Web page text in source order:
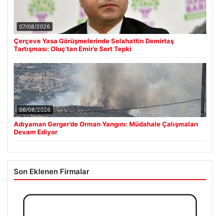
07/08/2026
Çerçeve Yasa Görüşmelerinde Selahattin Demirtaş
Tartışması: Oluç’tan Emir’e Sert Tepki
06/08/2026
Adıyaman Gerger’de Orman Yangını: Müdahale Çalışmaları
Devam Ediyor
Son Eklenen Firmalar